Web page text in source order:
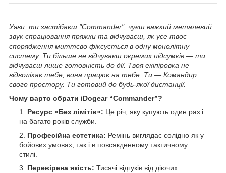
Уяви: ти застібаєш "Commander", чуєш важкий металевий
звук спрацювання пряжки та відчуваєш, як усе твоє
спорядження миттєво фіксується в одну монолітну
систему. Ти більше не відчуваєш окремих підсумків — ти
відчуваєш лише готовність до дії. Твоя екіпіровка не
відволікає тебе, вона працює на тебе. Ти — Командир
свого простору. Ти готовий до будь-якої дистанції.
Чому варто обрати iDogear “Commander”?
Ресурс «Без лімітів»: Це річ, яку купують один раз і
на багато років служби.
Професійна естетика: Ремінь виглядає солідно як у
бойових умовах, так і в повсякденному тактичному
стилі.
Перевірена якість: Тисячі відгуків від діючих